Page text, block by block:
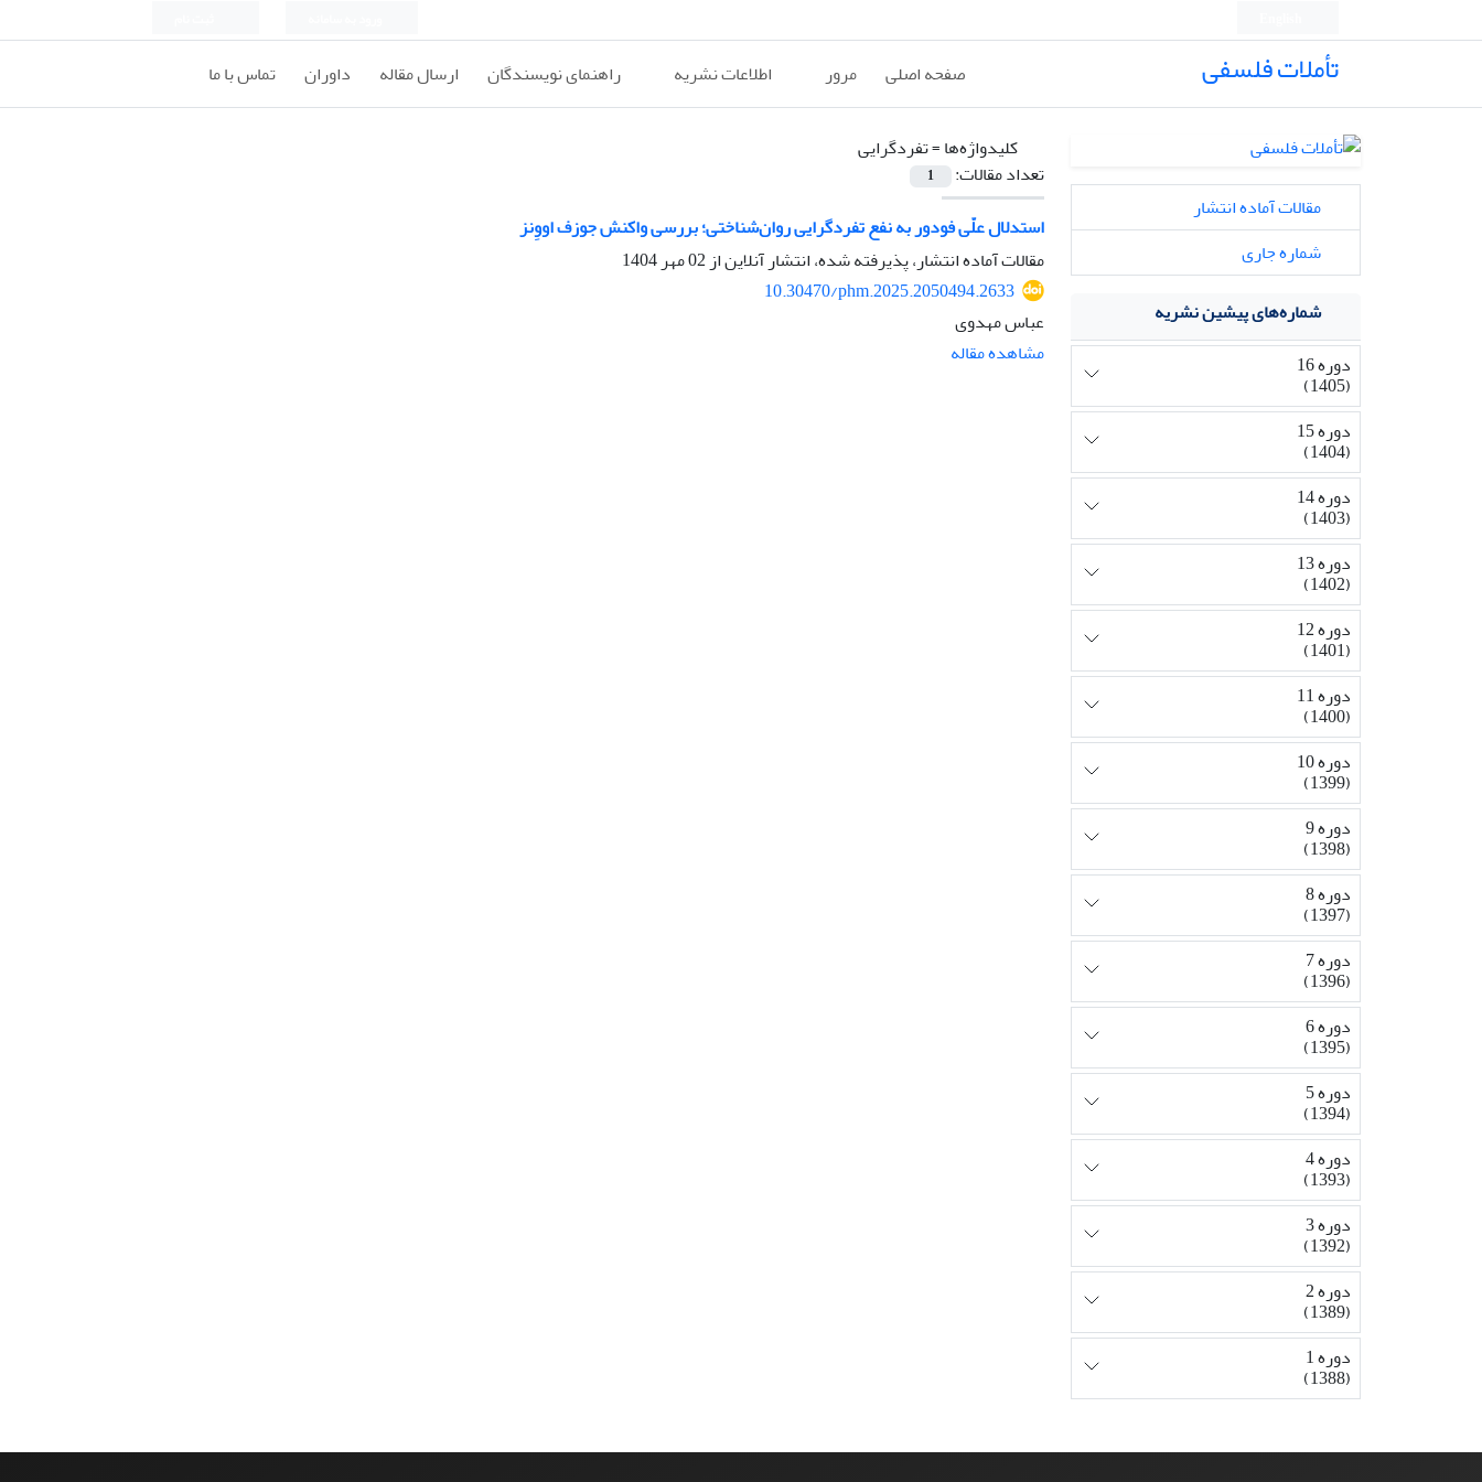
تأملات فلسفی صفحه اصلی مرور اطلاعات نشریه راهنمای نویسندگان ارسال مقاله داوران تماس با ما
کلیدواژه‌ها =تفردگرایی
تعداد مقالات:
1
استدلال علّی فودور به نفع تفردگرایی روان‌شناختی؛ بررسی واکنش جوزف اووِنز
مقالات آماده انتشار، پذیرفته شده، انتشار آنلاین از02 مهر 1404
10.30470/phm.2025.2050494.2633
عباس مهدوی
مشاهده مقاله
مقالات آماده انتشار
شماره جاری
شماره‌های پیشین نشریه
دوره 16
(1405)
دوره 15
(1404)
دوره 14
(1403)
دوره 13
(1402)
دوره 12
(1401)
دوره 11
(1400)
دوره 10
(1399)
دوره 9
(1398)
دوره 8
(1397)
دوره 7
(1396)
دوره 6
(1395)
دوره 5
(1394)
دوره 4
(1393)
دوره 3
(1392)
دوره 2
(1389)
دوره 1
(1388)